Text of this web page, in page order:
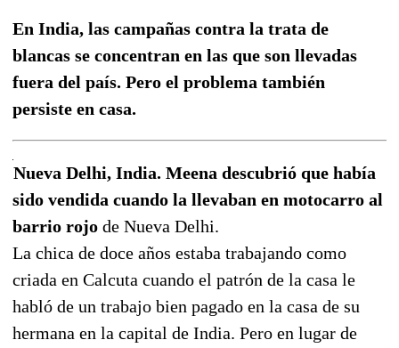
En India, las campañas contra la trata de
blancas se concentran en las que son llevadas
fuera del país. Pero el problema también
persiste en casa.
Nueva Delhi, India. Meena descubrió que había
sido vendida cuando la llevaban en motocarro al
barrio rojo de Nueva Delhi.
La chica de doce años estaba trabajando como
criada en Calcuta cuando el patrón de la casa le
habló de un trabajo bien pagado en la casa de su
hermana en la capital de India. Pero en lugar de